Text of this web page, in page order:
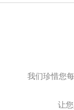
我们珍惜您
让